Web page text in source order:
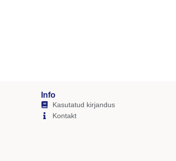
Info
Kasutatud kirjandus
Kontakt